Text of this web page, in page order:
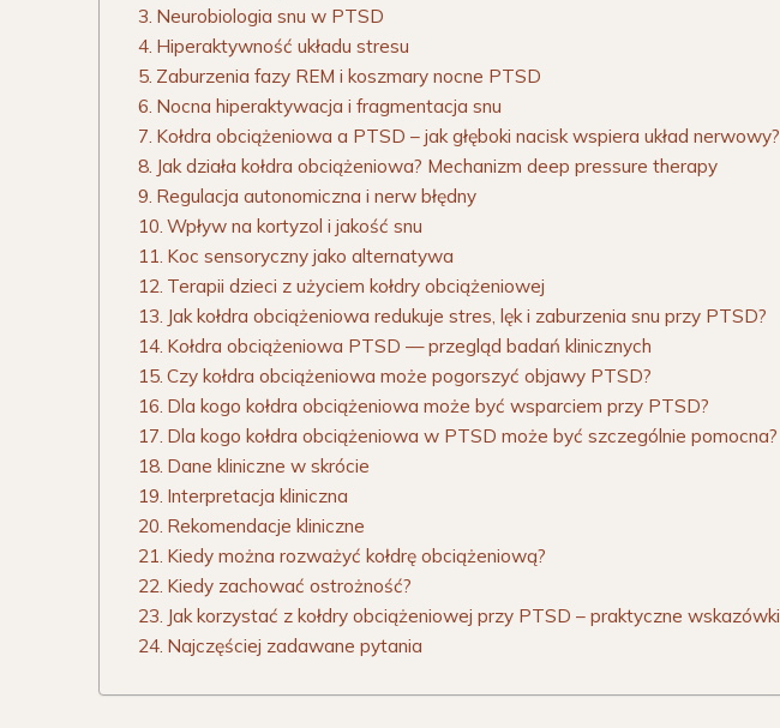
Neurobiologia snu w PTSD
Hiperaktywność układu stresu
Zaburzenia fazy REM i koszmary nocne PTSD
Nocna hiperaktywacja i fragmentacja snu
Kołdra obciążeniowa a PTSD – jak głęboki nacisk wspiera układ nerwowy?
Jak działa kołdra obciążeniowa? Mechanizm deep pressure therapy
Regulacja autonomiczna i nerw błędny
Wpływ na kortyzol i jakość snu
Koc sensoryczny jako alternatywa
Terapii dzieci z użyciem kołdry obciążeniowej
Jak kołdra obciążeniowa redukuje stres, lęk i zaburzenia snu przy PTSD?
Kołdra obciążeniowa PTSD — przegląd badań klinicznych
Czy kołdra obciążeniowa może pogorszyć objawy PTSD?
Dla kogo kołdra obciążeniowa może być wsparciem przy PTSD?
Dla kogo kołdra obciążeniowa w PTSD może być szczególnie pomocna?
Dane kliniczne w skrócie
Interpretacja kliniczna
Rekomendacje kliniczne
Kiedy można rozważyć kołdrę obciążeniową?
Kiedy zachować ostrożność?
Jak korzystać z kołdry obciążeniowej przy PTSD – praktyczne wskazówki
Najczęściej zadawane pytania